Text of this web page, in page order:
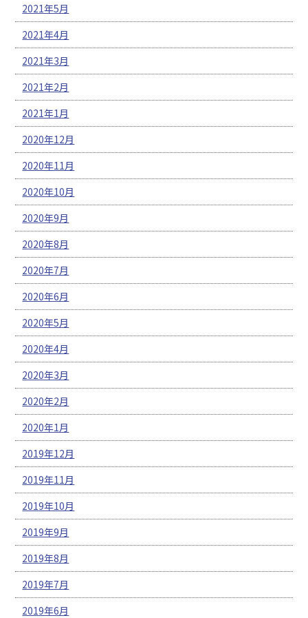
2021年5月
2021年4月
2021年3月
2021年2月
2021年1月
2020年12月
2020年11月
2020年10月
2020年9月
2020年8月
2020年7月
2020年6月
2020年5月
2020年4月
2020年3月
2020年2月
2020年1月
2019年12月
2019年11月
2019年10月
2019年9月
2019年8月
2019年7月
2019年6月